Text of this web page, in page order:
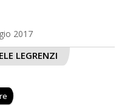
2017
LEGRENZI